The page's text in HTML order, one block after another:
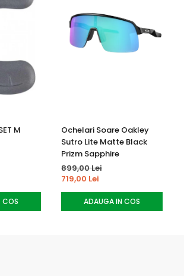
se ajusteaza usor pe forma fetei
Responsive Fit care imbunatateste
o ajustare eficienta
AirEvac asigura o potrivire perfecta
fixeaza foarte bine ochelarii
pe forma fetei
M
COS
Ochelari Soare Oakley
Sutro Lite Matte Black
Prizm Sapphire
899,00 Lei
719,00 Lei
ADAUGA IN COS